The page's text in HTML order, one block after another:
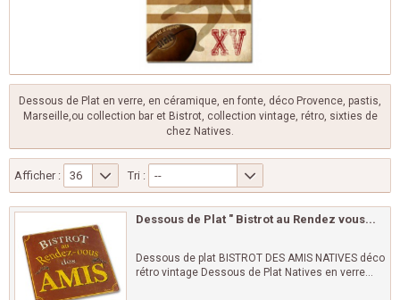
Dessous de Plat en verre, en céramique, en fonte, déco Provence, pastis,
Marseille,ou collection bar et Bistrot, collection vintage, rétro, sixties de
chez Natives.
Afficher : 36 Tri : --
Dessous de Plat " Bistrot au Rendez vous...
Dessous de plat BISTROT DES AMIS NATIVES déco
rétro vintage Dessous de Plat Natives en verre...